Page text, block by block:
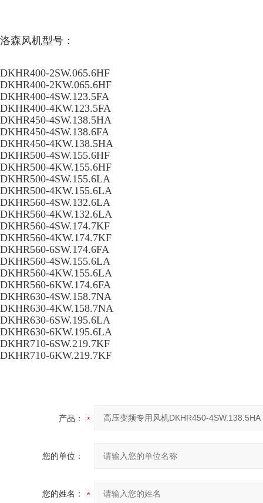
洛森风机型号：
DKHR400-2SW.065.6HF
DKHR400-2KW.065.6HF
DKHR400-4SW.123.5FA
DKHR400-4KW.123.5FA
DKHR450-4SW.138.5HA
DKHR450-4SW.138.6FA
DKHR450-4KW.138.5HA
DKHR500-4SW.155.6HF
DKHR500-4KW.155.6HF
DKHR500-4SW.155.6LA
DKHR500-4KW.155.6LA
DKHR560-4SW.132.6LA
DKHR560-4KW.132.6LA
DKHR560-4SW.174.7KF
DKHR560-4KW.174.7KF
DKHR560-6SW.174.6FA
DKHR560-4SW.155.6LA
DKHR560-4KW.155.6LA
DKHR560-6KW.174.6FA
DKHR630-4SW.158.7NA
DKHR630-4KW.158.7NA
DKHR630-6SW.195.6LA
DKHR630-6KW.195.6LA
DKHR710-6SW.219.7KF
DKHR710-6KW.219.7KF
产品：
您的单位：
您的姓名：